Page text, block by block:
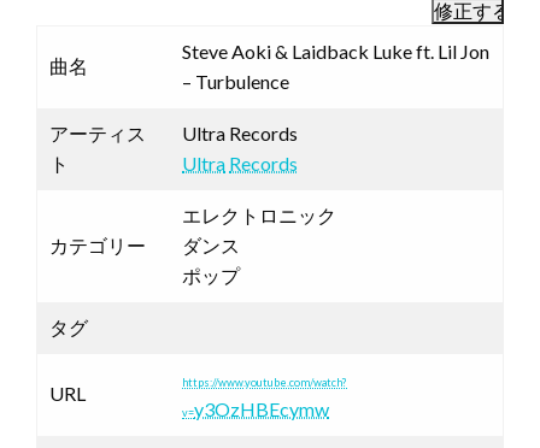
曲名
Steve Aoki & Laidback Luke ft. Lil Jon
– Turbulence
アーティス
ト
Ultra Records
Ultra Records
カテゴリー
エレクトロニック
ダンス
ポップ
タグ
URL https://www.youtube.com/watch?
v=y3OzHBEcymw